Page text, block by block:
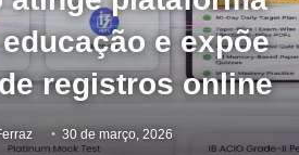
e expõe
registros online
30 de março, 2026